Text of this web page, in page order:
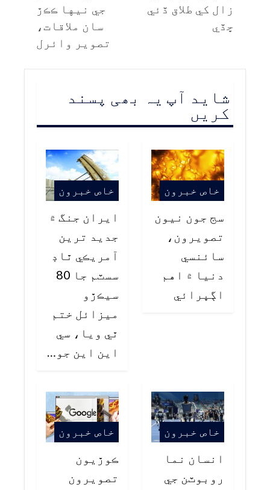
زال کي طلاق ڏئي
ڇڏي
جي نيها ڪڪڙ
سان ملاقات،
تصوير وائرل
شاید آپ یہ بھی پسند
کریں
خاص خبرون
سج جون نيون
تصويرون،
سائنسي
دنيا ۾ اهم
اڳڀرائي
خاص خبرون
ايران جنگ ۾
جديد ترين
آمريڪي ٿاڊ
سسٽم جا 80
سيڪڙو
ميزائل ختم
ٿي ويا، سي
اين اين جو…
خاص خبرون
انسان نما
روبوٽن جي
خاص خبرون
ڪوڙيون
تصويرون